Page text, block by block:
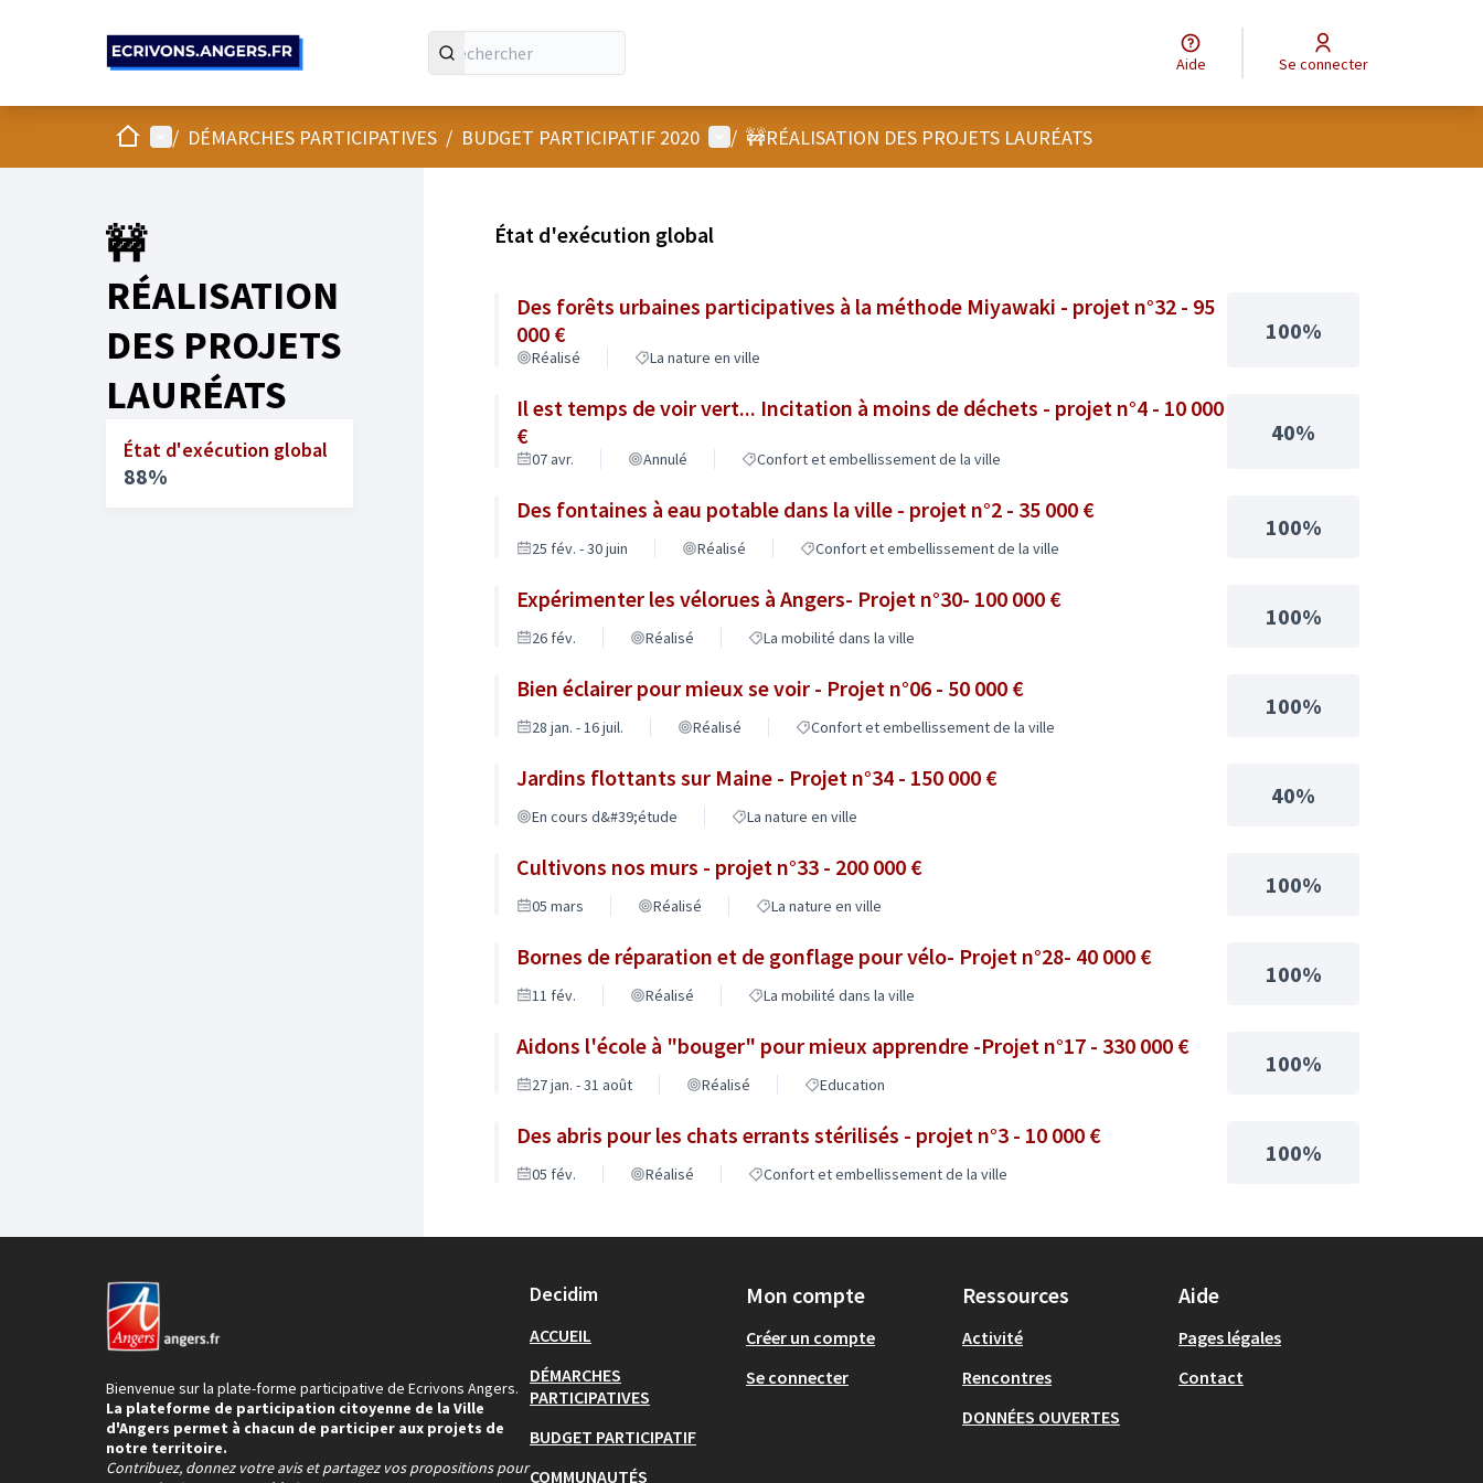
Aide Se connecter
AccueilMenu principal
/ DÉMARCHES PARTICIPATIVES / BUDGET PARTICIPATIF 2020 Menu utilisateur
/ 🚧RÉALISATION DES PROJETS LAURÉATS
🚧
RÉALISATION
DES PROJETS
LAURÉATS
État d'exécution global
88%
État d'exécution global
Des forêts urbaines participatives à la méthode Miyawaki - projet n°32 - 95
000 €
Réalisé La nature en ville
100%
Il est temps de voir vert... Incitation à moins de déchets - projet n°4 - 10 000
€
07 avr. Annulé Confort et embellissement de la ville
40%
Des fontaines à eau potable dans la ville - projet n°2 - 35 000 €
25 fév. - 30 juin Réalisé Confort et embellissement de la ville
100%
Expérimenter les vélorues à Angers- Projet n°30- 100 000 €
26 fév. Réalisé La mobilité dans la ville
100%
Bien éclairer pour mieux se voir - Projet n°06 - 50 000 €
28 jan. - 16 juil. Réalisé Confort et embellissement de la ville
100%
Jardins flottants sur Maine - Projet n°34 - 150 000 €
En cours d&#39;étude La nature en ville
40%
Cultivons nos murs - projet n°33 - 200 000 €
05 mars Réalisé La nature en ville
100%
Bornes de réparation et de gonflage pour vélo- Projet n°28- 40 000 €
11 fév. Réalisé La mobilité dans la ville
100%
Aidons l'école à "bouger" pour mieux apprendre -Projet n°17 - 330 000 €
27 jan. - 31 août Réalisé Education
100%
Des abris pour les chats errants stérilisés - projet n°3 - 10 000 €
05 fév. Réalisé Confort et embellissement de la ville
100%
Bienvenue sur la plate-forme participative de Ecrivons Angers.
La plateforme de participation citoyenne de la Ville
d'Angers permet à chacun de participer aux projets de
notre territoire.
Contribuez, donnez votre avis et partagez vos propositions pour
Decidim
ACCUEIL
DÉMARCHES
PARTICIPATIVES
BUDGET PARTICIPATIF
COMMUNAUTÉS
Mon compte
Créer un compte
Se connecter
Ressources
Activité
Rencontres
DONNÉES OUVERTES
Aide
Pages légales
Contact